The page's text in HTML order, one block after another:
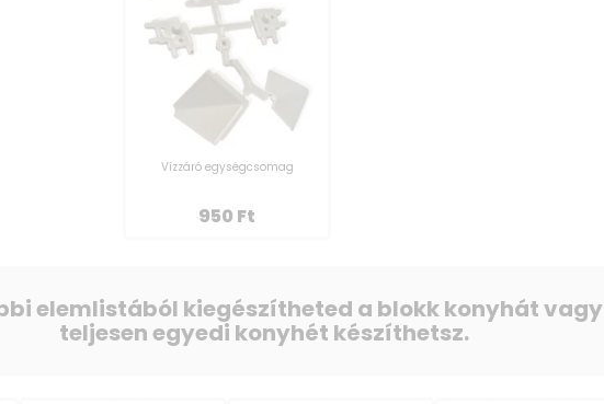
Vízzáró egységcsomag
950 Ft
elemlistából kiegészítheted a blokk konyhát vagy
teljesen egyedi konyhét készíthetsz.